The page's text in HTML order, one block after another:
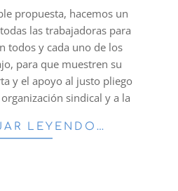
propuesta, hacemos un
las trabajadoras para
todos y cada uno de los
para que muestren su
y el apoyo al justo pliego
sindical y a la
LEYENDO…